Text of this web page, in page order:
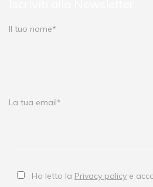
Il tuo nome*
La tua email*
Ho letto la Privacy policy e